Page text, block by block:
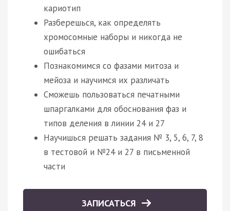
кариотип
Разберешься, как определять
хромосомные наборы и никогда не
ошибаться
Познакомимся со фазами митоза и
мейоза и научимся их различать
Сможешь пользоваться печатными
шпаргалками для обоснования фаз и
типов деления в линии 24 и 27
Научишься решать задания № 3, 5, 6, 7, 8
в тестовой и №24 и 27 в письменной
части
ЗАПИСАТЬСЯ